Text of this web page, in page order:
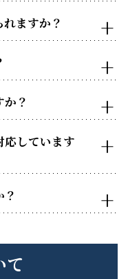
ますか？
？
しています
て